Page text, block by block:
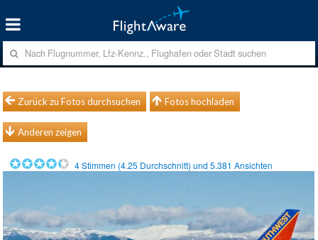
Zurück zu Fotos durchsuchen Fotos hochladen
Anderen zeigen
4Stimmen (4.25 Durchschnitt) und5.381 Ansichten